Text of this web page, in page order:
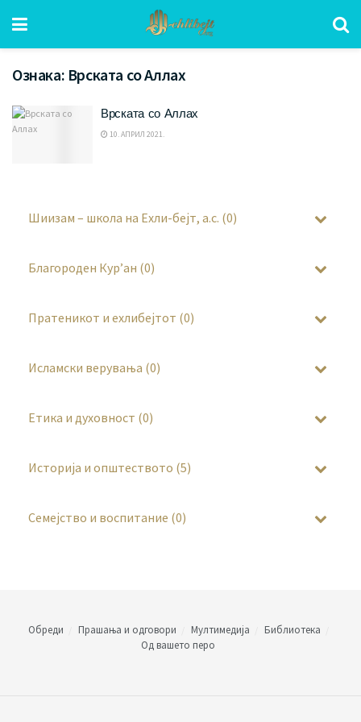
Ознака: Врската со Аллах
Врската со Аллах
10. АПРИЛ 2021.
Шиизам – школа на Ехли-бејт, а.с. (0)
Благороден Кур’ан (0)
Пратеникот и ехлибејтот (0)
Исламски верувања (0)
Етика и духовност (0)
Историја и општеството (5)
Семејство и воспитание (0)
Обреди Прашања и одговори Мултимедија
Библиотека
Од вашето перо